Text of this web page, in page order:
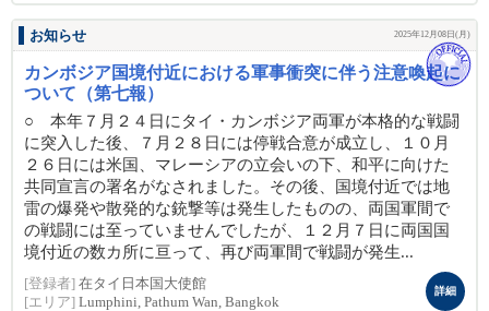
お知らせ 2025年12月08日(月)
カンボジア国境付近における軍事衝突に伴う注意喚起に
ついて（第七報）
○ 本年７月２４日にタイ・カンボジア両軍が本格的な戦闘
に突入した後、７月２８日には停戦合意が成立し、１０月
２６日には米国、マレーシアの立会いの下、和平に向けた
共同宣言の署名がなされました。その後、国境付近では地
雷の爆発や散発的な銃撃等は発生したものの、両国軍間で
の戦闘には至っていませんでしたが、１２月７日に両国国
境付近の数カ所に亘って、再び両軍間で戦闘が発生...
[登録者] 在タイ日本国大使館
[エリア] Lumphini, Pathum Wan, Bangkok
詳細